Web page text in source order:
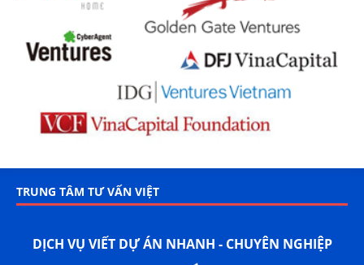
TRUNG TÂM TƯ VẤN VIỆT
DỊCH VỤ VIẾT DỰ ÁN NHANH - CHUYÊN NGHIỆP